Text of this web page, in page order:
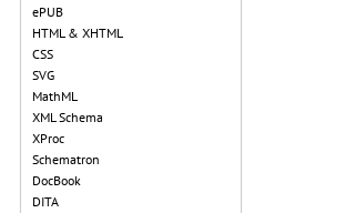
ePUB
HTML & XHTML
CSS
SVG
MathML
XML Schema
XProc
Schematron
DocBook
DITA